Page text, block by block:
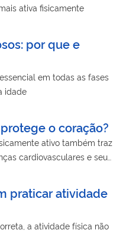
ativa fisicamente
por que e
em todas as fases
idade
o coração?
ativo também traz
cardiovasculares e seus
praticar atividade
a atividade física não